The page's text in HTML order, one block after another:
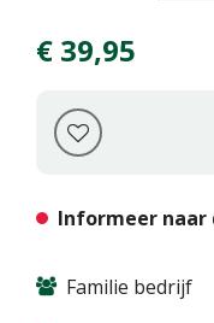
€ 39,95
Informeer naar
Familie bedrijf